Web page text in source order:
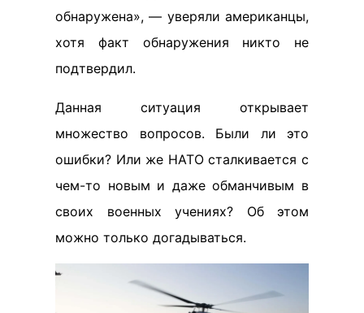
обнаружена», — уверяли американцы,
хотя факт обнаружения никто не
подтвердил.
Данная ситуация открывает
множество вопросов. Были ли это
ошибки? Или же НАТО сталкивается с
чем-то новым и даже обманчивым в
своих военных учениях? Об этом
можно только догадываться.